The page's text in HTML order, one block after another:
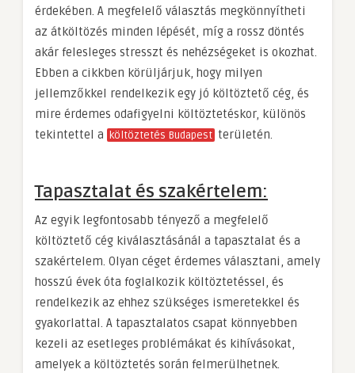
érdekében. A megfelelő választás megkönnyítheti
az átköltözés minden lépését, míg a rossz döntés
akár felesleges stresszt és nehézségeket is okozhat.
Ebben a cikkben körüljárjuk, hogy milyen
jellemzőkkel rendelkezik egy jó költöztető cég, és
mire érdemes odafigyelni költöztetéskor, különös
tekintettel a költöztetés Budapest területén.
Tapasztalat és szakértelem:
Az egyik legfontosabb tényező a megfelelő
költöztető cég kiválasztásánál a tapasztalat és a
szakértelem. Olyan céget érdemes választani, amely
hosszú évek óta foglalkozik költöztetéssel, és
rendelkezik az ehhez szükséges ismeretekkel és
gyakorlattal. A tapasztalatos csapat könnyebben
kezeli az esetleges problémákat és kihívásokat,
amelyek a költöztetés során felmerülhetnek.